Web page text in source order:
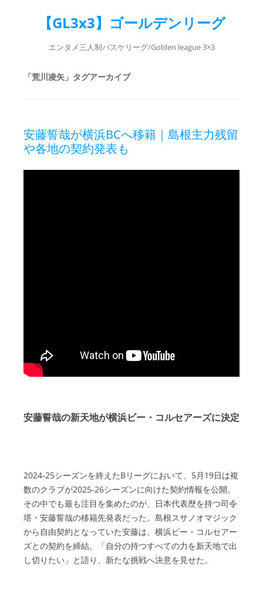
【GL3x3】ゴールデンリーグ
エンタメ三人制バスケリーグ/Golden league 3×3
「荒川凌矢 」タグアーカイブ
安藤誓哉が横浜BCへ移籍｜島根主力残留
や各地の契約発表も
安藤誓哉の新天地が横浜ビー・コルセアーズに決定
2024-25シーズンを終えたBリーグにおいて、5月19日は複
数のクラブが2025-26シーズンに向けた契約情報を公開。
その中でも最も注目を集めたのが、日本代表歴を持つ司令
塔・安藤誓哉の移籍先発表だった。島根スサノオマジック
から自由契約となっていた安藤は、横浜ビー・コルセアー
ズとの契約を締結。「自分の持つすべての力を新天地で出
し切りたい」と語り、新たな挑戦へ決意を見せた。